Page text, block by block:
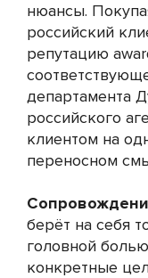
нюансы.
российский
репутацию
департамента
российского
клиентом на
переносном
берёт на себя
головной
конкретные